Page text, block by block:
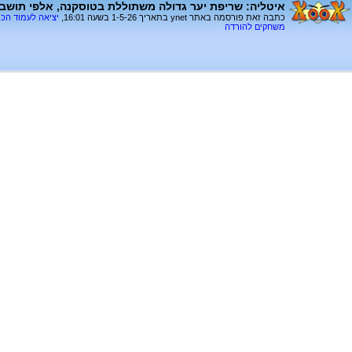
איטליה: שריפת יער גדולה משתוללת בטוסקנה, אלפי
כתבה זאת פורסמה באתר ynet בתאריך 1-5-26 בשעה 16:01, יציאה לעמוד
משחקים להורדה